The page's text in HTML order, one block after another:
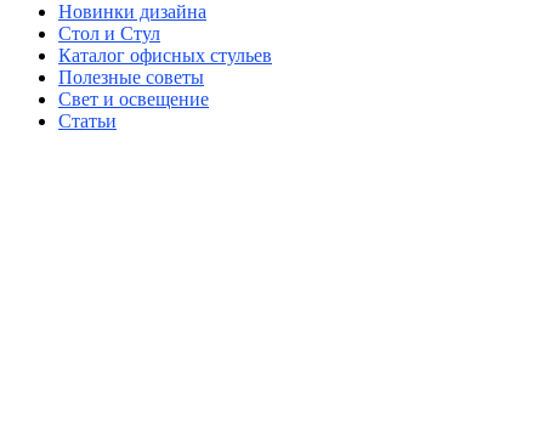
Новинки дизайна
Стол и Стул
Каталог офисных стульев
Полезные советы
Свет и освещение
Статьи